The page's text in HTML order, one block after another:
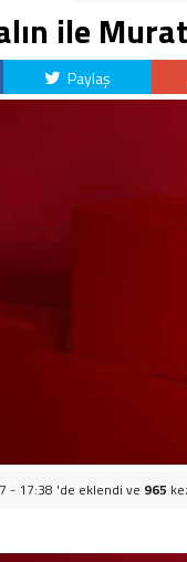
ile Murat
Paylaş
- 17:38 'de eklendi ve 965